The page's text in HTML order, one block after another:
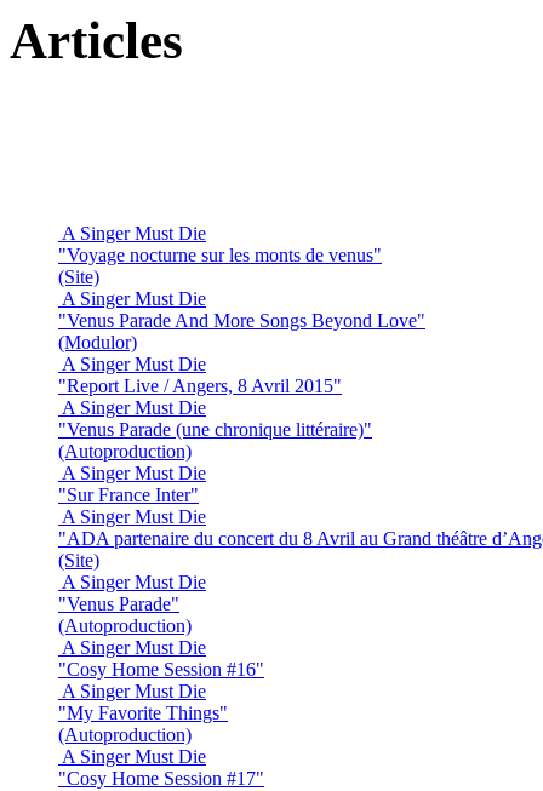
Articles
A Singer Must Die
"Voyage nocturne sur les monts de venus"
(Site)
A Singer Must Die
"Venus Parade And More Songs Beyond Love"
(Modulor)
A Singer Must Die
"Report Live / Angers, 8 Avril 2015"
A Singer Must Die
"Venus Parade (une chronique littéraire)"
(Autoproduction)
A Singer Must Die
"Sur France Inter"
A Singer Must Die
"ADA partenaire du concert du 8 Avril au Grand théâtre
(Site)
A Singer Must Die
"Venus Parade"
(Autoproduction)
A Singer Must Die
"Cosy Home Session #16"
A Singer Must Die
"My Favorite Things"
(Autoproduction)
A Singer Must Die
"Cosy Home Session #17"